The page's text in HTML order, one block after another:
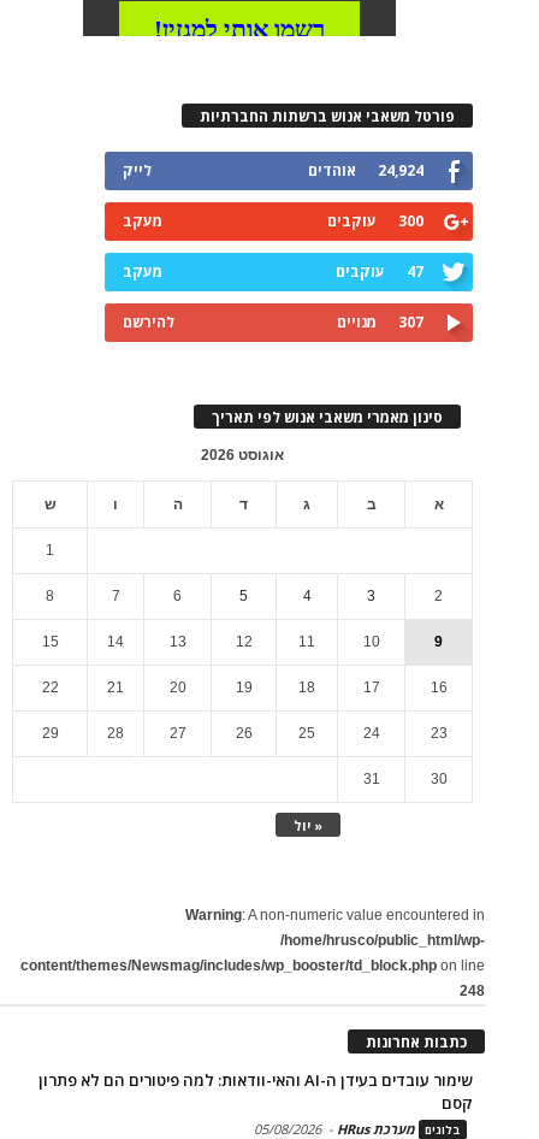
פורטל משאבי אנוש ברשתות החברתיות
24,924 אוהדים לייק
300 עוקבים מעקב
47 עוקבים מעקב
307 מנויים להירשם
סינון מאמרי משאבי אנוש לפי תאריך
אוגוסט 2026
א ב ג ד ה ו ש
« יול
1
2
3
4
5
6
7
8
9
10
11
12
13
14
15
16
17
18
19
20
21
22
23
24
25
26
27
28
29
30
31
Warning: A non-numeric value encountered in
/home/hrusco/public_html/wp-
content/themes/Newsmag/includes/wp_booster/td_block.php on line
248
כתבות אחרונות
שימור עובדים בעידן ה-AI והאי-וודאות: למה פיטורים הם לא פתרון
קסם
בלוגים מערכת HRus -
05/08/2026